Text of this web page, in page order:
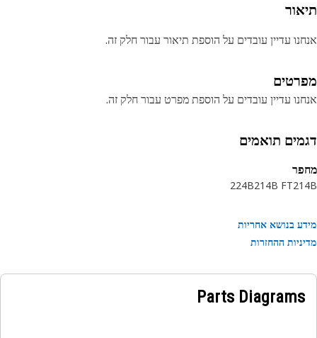
עדיין עובדים על הוספת תיאור עבור חלק זה.
עדיין עובדים על הוספת מפרט עבור חלק זה.
תואמים
214B FT
224B
בנושא אחריות
ההחזרות
Parts Diagrams